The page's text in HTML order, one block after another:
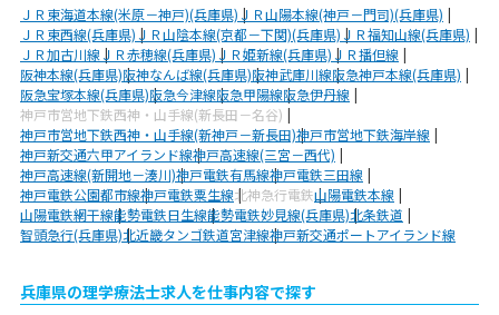
ＪＲ東海道本線(米原－神戸)(兵庫県)ＪＲ山陽本線(神戸－門司)(兵庫県)
ＪＲ東西線(兵庫県)ＪＲ山陰本線(京都－下関)(兵庫県)ＪＲ福知山線(兵庫県)
ＪＲ加古川線ＪＲ赤穂線(兵庫県)ＪＲ姫新線(兵庫県)ＪＲ播但線
阪神本線(兵庫県)阪神なんば線(兵庫県)阪神武庫川線阪急神戸本線(兵庫県)
阪急宝塚本線(兵庫県)阪急今津線阪急甲陽線阪急伊丹線
神戸市営地下鉄西神・山手線(新長田－名谷)
神戸市営地下鉄西神・山手線(新神戸－新長田)神戸市営地下鉄海岸線
神戸新交通六甲アイランド線神戸高速線(三宮－西代)
神戸高速線(新開地－湊川)神戸電鉄有馬線神戸電鉄三田線
神戸電鉄公園都市線神戸電鉄粟生線北神急行電鉄山陽電鉄本線
山陽電鉄網干線能勢電鉄日生線能勢電鉄妙見線(兵庫県)北条鉄道
智頭急行(兵庫県)北近畿タンゴ鉄道宮津線神戸新交通ポートアイランド線
兵庫県の理学療法士求人を仕事内容で探す